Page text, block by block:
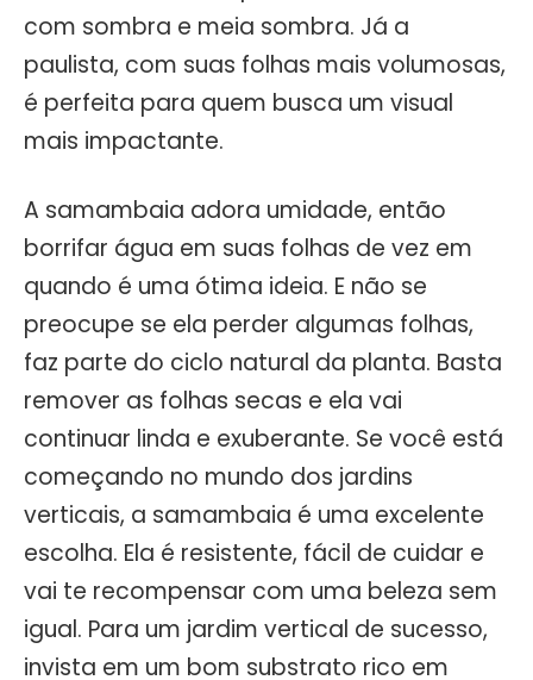
com sombra e meia sombra. Já a
paulista, com suas folhas mais volumosas,
é perfeita para quem busca um visual
mais impactante.
A samambaia adora umidade, então
borrifar água em suas folhas de vez em
quando é uma ótima ideia. E não se
preocupe se ela perder algumas folhas,
faz parte do ciclo natural da planta. Basta
remover as folhas secas e ela vai
continuar linda e exuberante. Se você está
começando no mundo dos jardins
verticais, a samambaia é uma excelente
escolha. Ela é resistente, fácil de cuidar e
vai te recompensar com uma beleza sem
igual. Para um jardim vertical de sucesso,
invista em um bom substrato rico em